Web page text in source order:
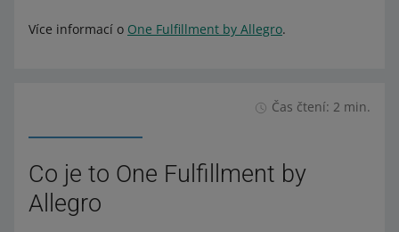
Více informací o One Fulfillment by Allegro.
Čas čtení: 2 min.
Co je to One Fulfillment by
Allegro